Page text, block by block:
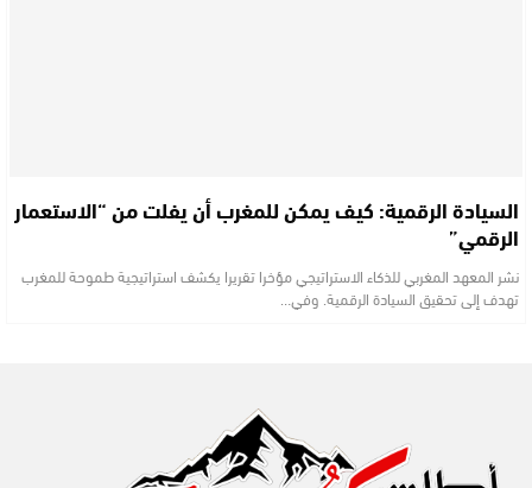
السيادة الرقمية: كيف يمكن للمغرب أن يفلت من “الاستعمار
الرقمي”
نشر المعهد المغربي للذكاء الاستراتيجي مؤخرا تقريرا يكشف استراتيجية طموحة للمغرب
تهدف إلى تحقيق السيادة الرقمية. وفي…